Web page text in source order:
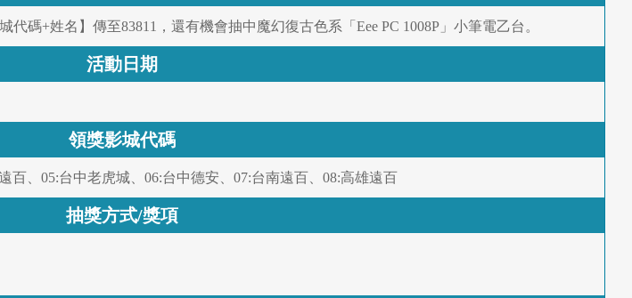
碼+姓名】傳至83811，還有機會抽中魔幻復古色系「Eee PC 1008P」小筆電乙台。
活動日期
領獎影城代碼
百、05:台中老虎城、06:台中德安、07:台南遠百、08:高雄遠百
抽獎方式/獎項